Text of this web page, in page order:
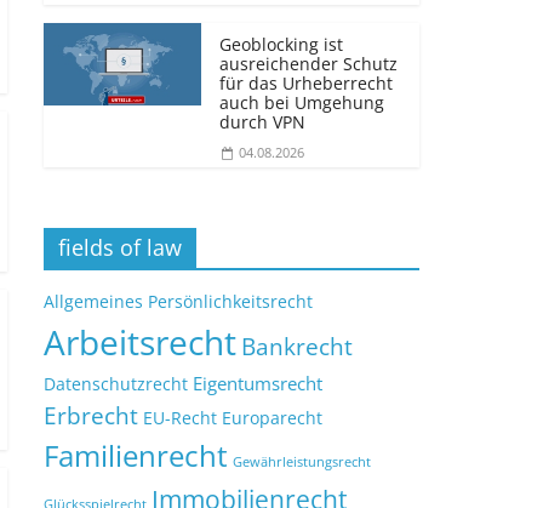
Geoblocking ist
ausreichender Schutz
für das Urheberrecht
auch bei Umgehung
durch VPN
04.08.2026
fields of law
Allgemeines Persönlichkeitsrecht
ArbeitsrechtBankrecht
Datenschutzrecht Eigentumsrecht
Erbrecht EU-Recht Europarecht
Familienrecht Gewährleistungsrecht
Glücksspielrecht Immobilienrecht